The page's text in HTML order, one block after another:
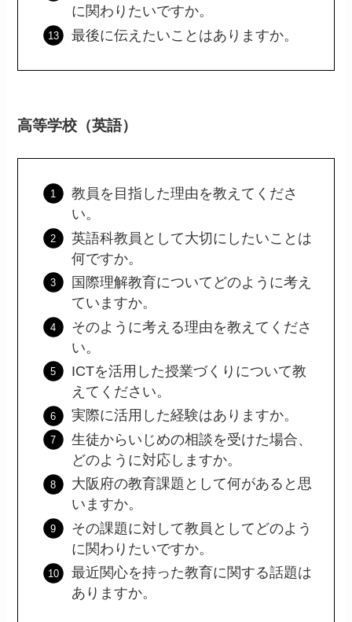
に関わりたいですか。
最後に伝えたいことはありますか。
高等学校（英語）
教員を目指した理由を教えてくださ
い。
英語科教員として大切にしたいことは
何ですか。
国際理解教育についてどのように考え
ていますか。
そのように考える理由を教えてくださ
い。
ICTを活用した授業づくりについて教
えてください。
実際に活用した経験はありますか。
生徒からいじめの相談を受けた場合、
どのように対応しますか。
大阪府の教育課題として何があると思
いますか。
その課題に対して教員としてどのよう
に関わりたいですか。
最近関心を持った教育に関する話題は
ありますか。